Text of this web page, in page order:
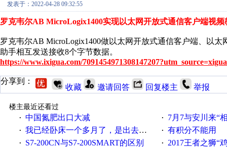
发表于：2022-04-28 09:32:55
罗克韦尔AB MicroLogix1400实现以太网开放式通信客户端视频
罗克韦尔AB MicroLogix1400做以太网开放式通信客户端、以
助手相互发送接收8个字节数据。
https://www.ixigua.com/
分享到：
收藏 邀请回答 回复楼主 举报
楼主最近还看过
· 中国氮肥出口大减 · 7月7与安川来“
· 我已经卧床一个多月了，是出去安装机械手在高速遭遇车祸所致:大家工作都要特别注意啊 · 有积分不能用
· S7-200CN与S7-200SMART的区别 · 2017王者之狮“鸡”情签到